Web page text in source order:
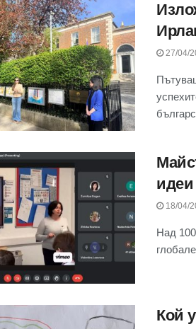
27/04/
идеи
18/04/
Над
Кой